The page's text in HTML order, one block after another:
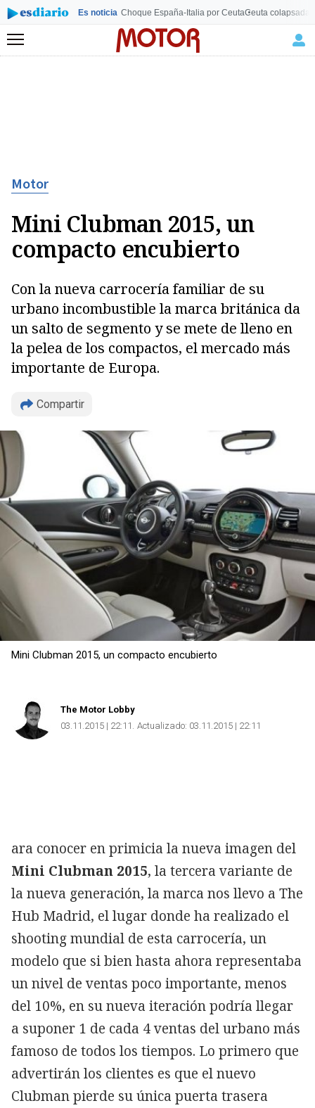
Es noticia Choque España-Italia por CeutaCeuta colapsada
Menú
Motor
Mini Clubman 2015, un
compacto encubierto
Con la nueva carrocería familiar de su
urbano incombustible la marca británica da
un salto de segmento y se mete de lleno en
la pelea de los compactos, el mercado más
importante de Europa.
Compartir
Mini Clubman 2015, un compacto encubierto
The Motor Lobby
03.11.2015 | 22:11 Actualizado: 03.11.2015 | 22:11
ara conocer en primicia la nueva imagen del
Mini Clubman 2015, la tercera variante de
la nueva generación, la marca nos llevo a The
Hub Madrid, el lugar donde ha realizado el
shooting mundial de esta carrocería, un
modelo que si bien hasta ahora representaba
un nivel de ventas poco importante, menos
del 10%, en su nueva iteración podría llegar
a suponer 1 de cada 4 ventas del urbano más
famoso de todos los tiempos. Lo primero que
advertirán los clientes es que el nuevo
Clubman pierde su única puerta trasera